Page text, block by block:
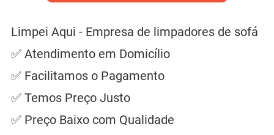
Limpei Aqui - Empresa de limpadores de sofá
✅ Atendimento em Domicílio
✅ Facilitamos o Pagamento
✅ Temos Preço Justo
✅ Preço Baixo com Qualidade